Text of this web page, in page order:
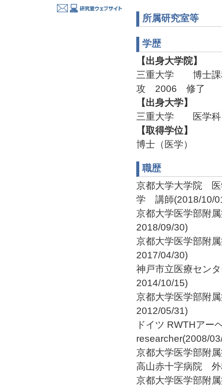
所属研究室等
学歴
【出身大学院】
三重大学 博士課
攻 2006 修了
【出身大学】
三重大学 医学
【取得学位】
博士（医学）
職歴
京都大学大学院 医
学 講師(2018/10/
京都大学医学部附
2018/09/30)
京都大学医学部附
2017/04/30)
神戸市立医療セン
2014/10/15)
京都大学医学部附
2012/05/31)
ドイツ RWTHア
researcher(2008/
京都大学医学部附
高山赤十字病院
京都大学医学部附